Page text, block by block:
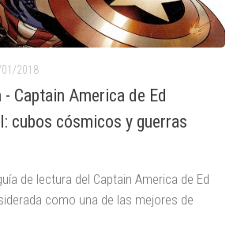
2018
Captain America de Ed
cubos cósmicos y guerras
de lectura del Captain America de Ed
como una de las mejores de